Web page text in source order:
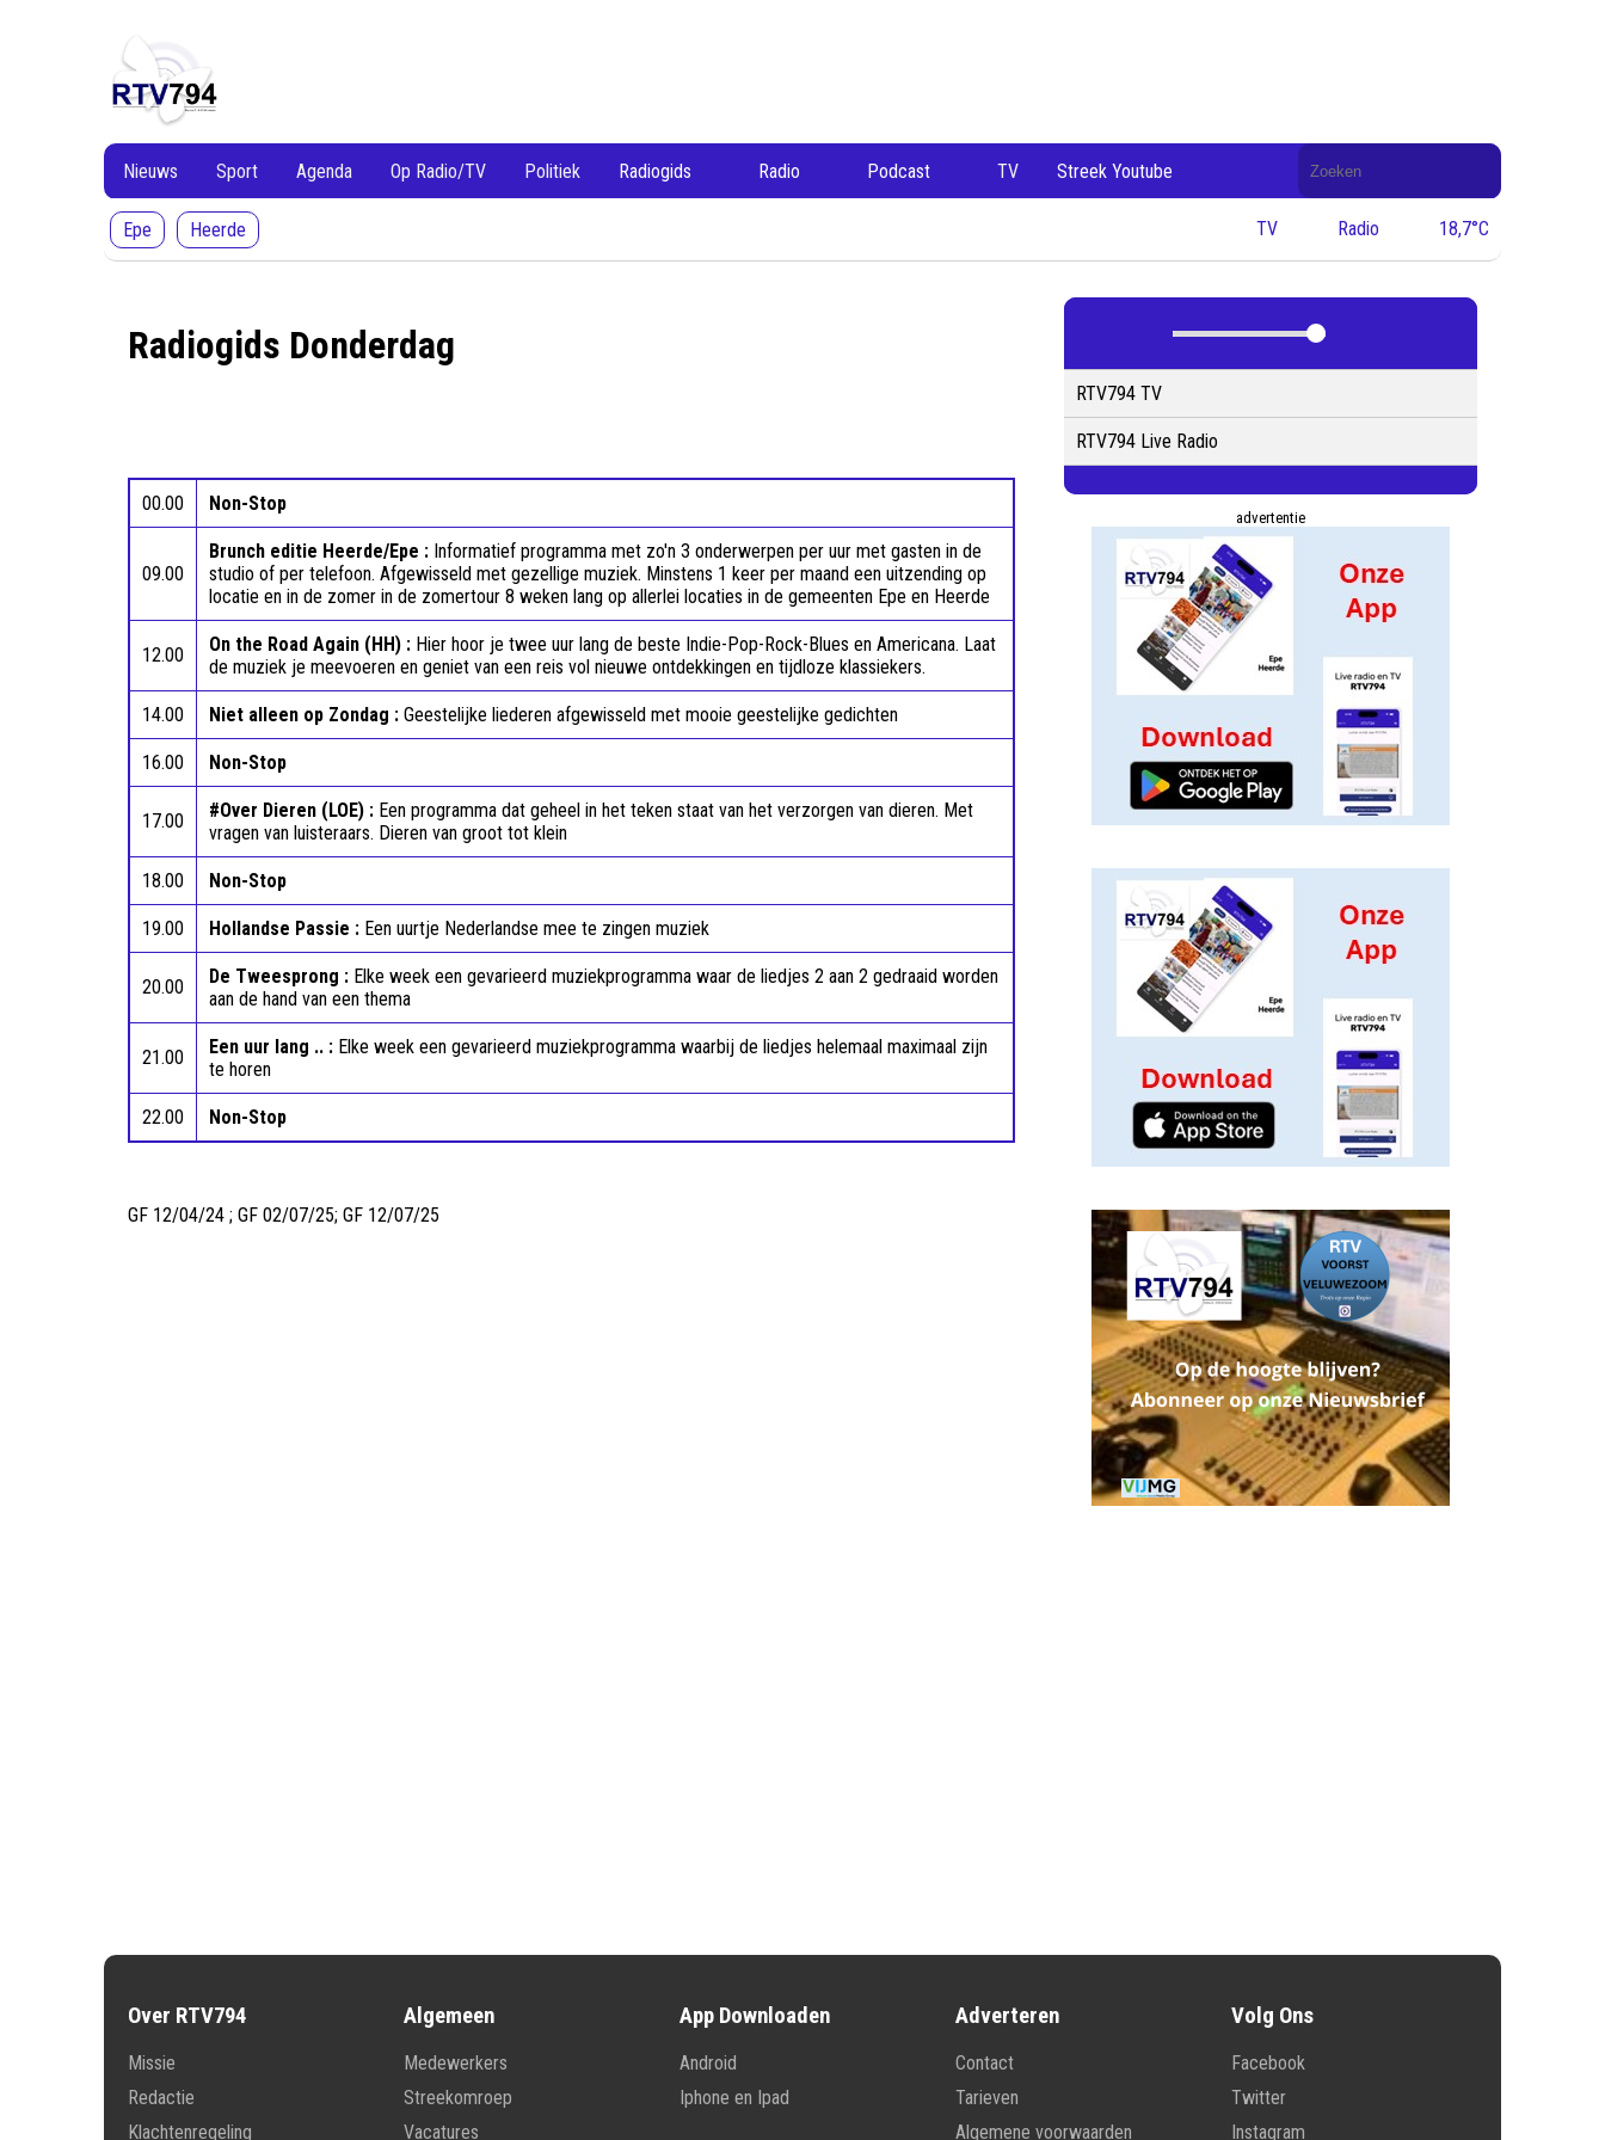
Nieuws Sport Agenda Op Radio/TV Politiek Radiogids Radio Podcast TV Streek Youtube
Doorzoek
de
website
Epe
Heerde TV Radio 18,7°C
Radiogids Donderdag
00.00 Non-Stop
09.00
Brunch editie Heerde/Epe : Informatief programma met zo'n 3 onderwerpen per uur met gasten in de
studio of per telefoon. Afgewisseld met gezellige muziek. Minstens 1 keer per maand een uitzending op
locatie en in de zomer in de zomertour 8 weken lang op allerlei locaties in de gemeenten Epe en Heerde
12.00 On the Road Again (HH) : Hier hoor je twee uur lang de beste Indie-Pop-Rock-Blues en Americana. Laat
de muziek je meevoeren en geniet van een reis vol nieuwe ontdekkingen en tijdloze klassiekers.
14.00 Niet alleen op Zondag : Geestelijke liederen afgewisseld met mooie geestelijke gedichten
16.00 Non-Stop
17.00 #Over Dieren (LOE) : Een programma dat geheel in het teken staat van het verzorgen van dieren. Met
vragen van luisteraars. Dieren van groot tot klein
18.00 Non-Stop
19.00 Hollandse Passie : Een uurtje Nederlandse mee te zingen muziek
20.00 De Tweesprong : Elke week een gevarieerd muziekprogramma waar de liedjes 2 aan 2 gedraaid worden
aan de hand van een thema
21.00 Een uur lang .. : Elke week een gevarieerd muziekprogramma waarbij de liedjes helemaal maximaal zijn
te horen
22.00 Non-Stop
GF 12/04/24 ; GF 02/07/25; GF 12/07/25
RTV794 TV
RTV794 Live Radio
advertentie
Over RTV794
Missie
Redactie
Klachtenregeling
Algemeen
Medewerkers
Streekomroep
Vacatures
App Downloaden
Android
Iphone en Ipad
Adverteren
Contact
Tarieven
Algemene voorwaarden
Volg Ons
Facebook
Twitter
Instagram